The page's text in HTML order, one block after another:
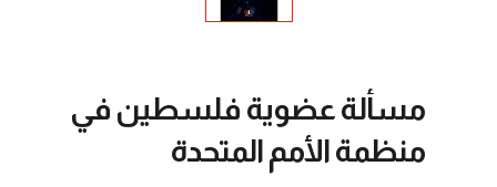
مسألة عضوية فلسطين في
منظمة الأمم المتحدة